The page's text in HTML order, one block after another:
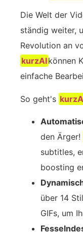
Die Welt der
ständig weiter,
Revolution an
kurzAIkönnen
einfache
So geht's
den Ärger!
subtitles,
boosting
über 14
GIFs, um